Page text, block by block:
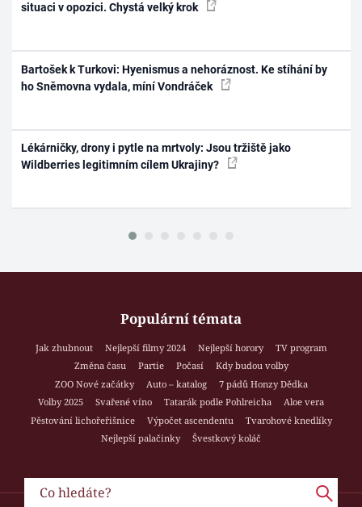
situaci v opozici. Chystá velký krok
Bartošek k Turkovi: Hyenismus a nehoráznost. Ke stíhání by
ho Sněmovna vydala, míní Vondráček
Lékárničky, drony i pytle na mrtvoly: Jsou tržiště jako
Wildberries legitimním cílem Ukrajiny?
Populární témata
Jak zhubnout Nejlepší filmy 2024 Nejlepší horory
TV program
Změna času
Partie Počasí
Kdy budou volby
ZOO Nové začátky
Auto – katalog
7 pádů Honzy Dědka
Volby 2025
Svařené víno Tatarák podle Pohlreicha
Aloe vera
Pěstování lichořeřišnice
Výpočet ascendentu
Tvarohové knedlíky
Nejlepší palačinky
Švestkový koláč